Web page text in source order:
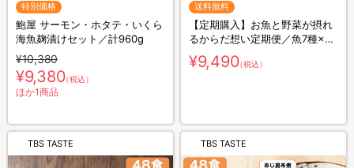
特別価格
鮑屋 サーモン・ホタテ・いくら
海魚麹漬けセット／計960g
¥10,380
¥9,380（税込）
ほか1商品
送料無料
【定期購入】お魚と野菜が摂れ
るからだ想い定期便／魚7種×3
＋野菜7種×3 計42食
¥9,490（税込）
TBS TASTE TBS TASTE